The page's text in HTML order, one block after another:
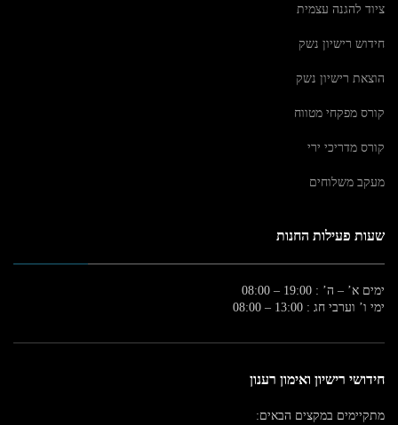
ציוד להגנה עצמית
חידוש רישיון נשק
הוצאת רישיון נשק
קורס מפקחי מטווח
קורס מדריכי ירי
מעקב משלוחים
שעות פעילות החנות
ימים א’ – ה’ : 19:00 – 08:00
ימי ו’ וערבי חג : 13:00 – 08:00
חידושי רישיון ואימון רענון
מתקיימים במקצים הבאים: